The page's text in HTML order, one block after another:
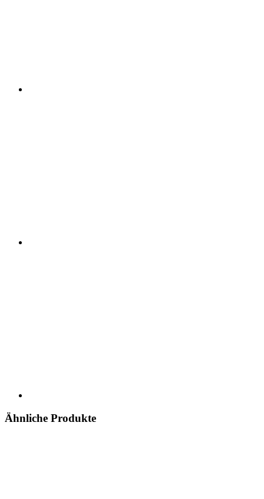
Ähnliche Produkte